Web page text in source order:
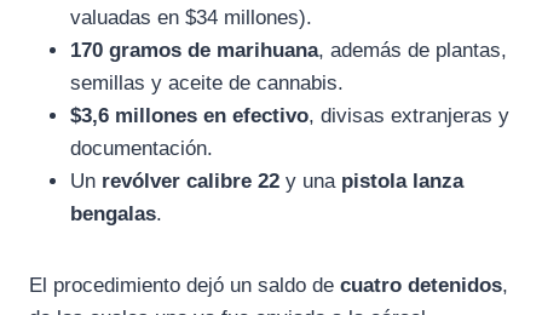
valuadas en $34 millones).
170 gramos de marihuana, además de plantas,
semillas y aceite de cannabis.
$3,6 millones en efectivo, divisas extranjeras y
documentación.
Un revólver calibre 22 y una pistola lanza
bengalas.
El procedimiento dejó un saldo de cuatro detenidos,